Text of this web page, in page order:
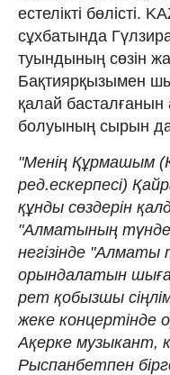
естелікті бөлісті.
сұхбатында
туындының сөзін
Бақтиярқызымен
қалай басталғанын
болуының сырын да
"Менің Құрмашым
ред.ескерпесі)
құнды сөздерін
"Алматының
негізінде "Алматы
орындалатын
рет қобызшы
жеке концертінде
Ақерке музыкант,
Рыспанбетпен